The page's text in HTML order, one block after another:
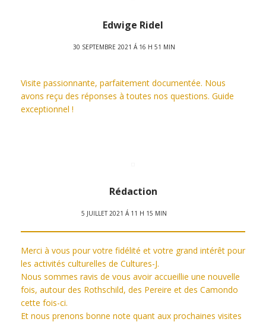
Edwige Ridel
30 SEPTEMBRE 2021 Á 16 H 51 MIN
Visite passionnante, parfaitement documentée. Nous
avons reçu des réponses à toutes nos questions. Guide
exceptionnel !
Rédaction
5 JUILLET 2021 Á 11 H 15 MIN
Merci à vous pour votre fidélité et votre grand intérêt pour
les activités culturelles de Cultures-J.
Nous sommes ravis de vous avoir accueillie une nouvelle
fois, autour des Rothschild, des Pereire et des Camondo
cette fois-ci.
Et nous prenons bonne note quant aux prochaines visites